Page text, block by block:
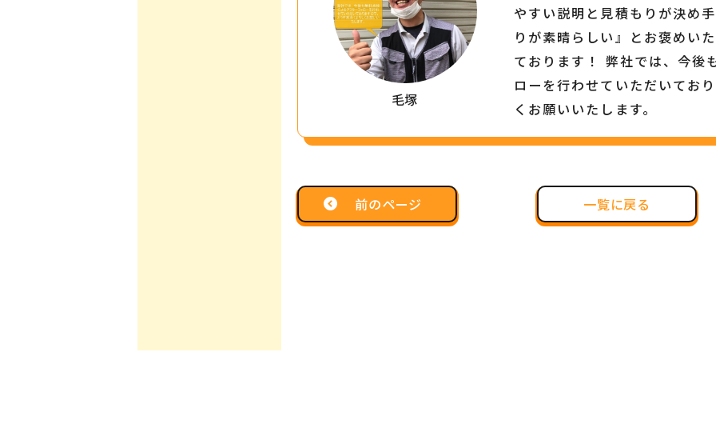
毛塚
やすい説明と見積もりが決め
りが素晴らしい』とお褒めい
ております！ 弊社では、今後
ローを行わせていただいてお
くお願いいたします。
前のページ 一覧に戻る